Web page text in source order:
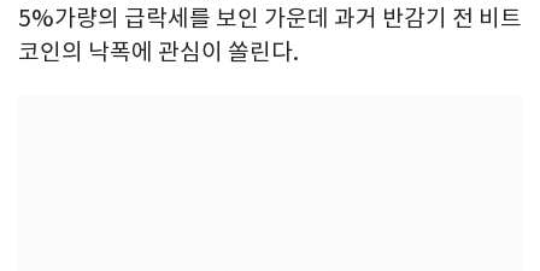
5%가량의 급락세를 보인 가운데 과거 반감기 전 비트
코인의 낙폭에 관심이 쏠린다.